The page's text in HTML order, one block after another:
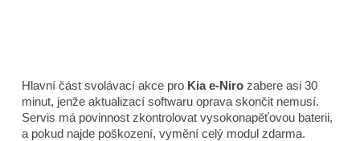
Hlavní část svolávací akce pro Kia e-Niro zabere asi 30
minut, jenže aktualizací softwaru oprava skončit nemusí.
Servis má povinnost zkontrolovat vysokonapěťovou baterii,
a pokud najde poškození, vymění celý modul zdarma.